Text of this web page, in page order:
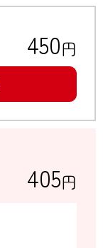
450円
405円